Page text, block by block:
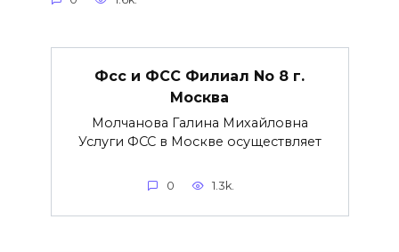
Фсс и ФСС Филиал No 8 г.
Москва
Молчанова Галина Михайловна
Услуги ФСС в Москве осуществляет
0 1.3k.